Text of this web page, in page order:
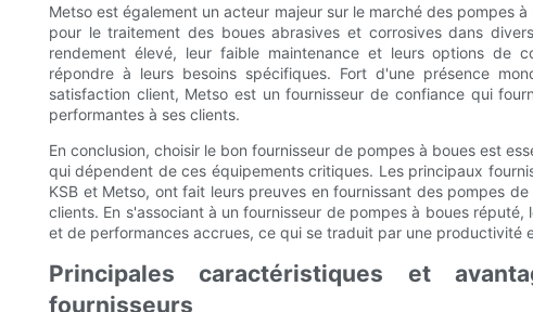
Metso est également un acteur majeur sur le marché des pompes
pour le traitement des boues abrasives et corrosives dans
rendement élevé, leur faible maintenance et leurs options de
répondre à leurs besoins spécifiques. Fort d'une présence
satisfaction client, Metso est un fournisseur de confiance qui
performantes à ses clients.
En conclusion, choisir le bon fournisseur de pompes à boues est
qui dépendent de ces équipements critiques. Les principaux
KSB et Metso, ont fait leurs preuves en fournissant des pompes
clients. En s'associant à un fournisseur de pompes à boues
et de performances accrues, ce qui se traduit par une productivité
Principales caractéristiques et
fournisseurs